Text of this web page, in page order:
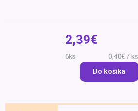
Drogéria a kozmetika
Domácnosť a kancelária
2,39€
6ks 0,40€ / ks
Do košíka